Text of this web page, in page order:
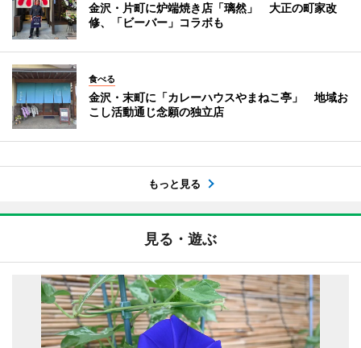
金沢・片町に炉端焼き店「璃然」 大正の町家改
修、「ビーバー」コラボも
食べる
金沢・末町に「カレーハウスやまねこ亭」 地域お
こし活動通じ念願の独立店
もっと見る
見る・遊ぶ